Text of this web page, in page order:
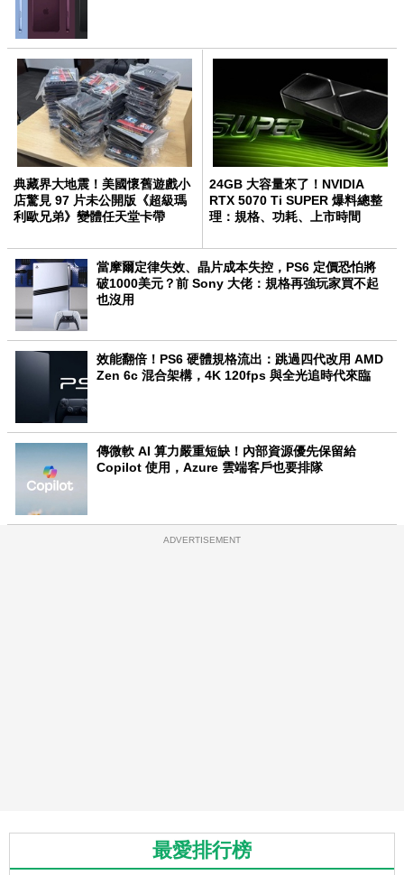
典藏界大地震！美國懷舊遊戲小
店驚見 97 片未公開版《超級瑪
利歐兄弟》變體任天堂卡帶
24GB 大容量來了！NVIDIA
RTX 5070 Ti SUPER 爆料總整
理：規格、功耗、上市時間
當摩爾定律失效、晶片成本失控，PS6 定價恐怕將
破1000美元？前 Sony 大佬：規格再強玩家買不起
也沒用
效能翻倍！PS6 硬體規格流出：跳過四代改用 AMD
Zen 6c 混合架構，4K 120fps 與全光追時代來臨
傳微軟 AI 算力嚴重短缺！內部資源優先保留給
Copilot 使用，Azure 雲端客戶也要排隊
ADVERTISEMENT
最愛排行榜